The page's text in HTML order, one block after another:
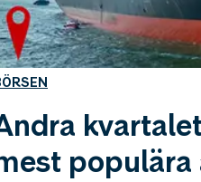
populära